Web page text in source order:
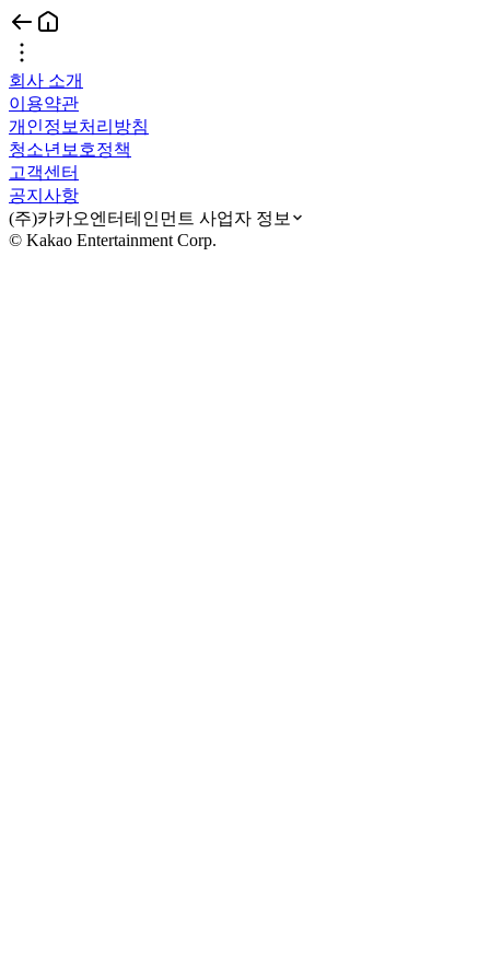
회사 소개
이용약관
개인정보처리방침
청소년보호정책
고객센터
공지사항
(주)카카오엔터테인먼트 사업자 정보
© Kakao Entertainment Corp.